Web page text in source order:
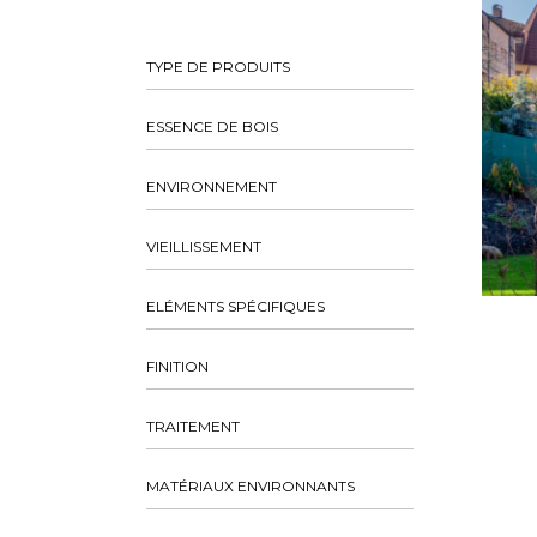
TYPE DE PRODUITS
ESSENCE DE BOIS
ENVIRONNEMENT
VIEILLISSEMENT
ELÉMENTS SPÉCIFIQUES
FINITION
TRAITEMENT
MATÉRIAUX ENVIRONNANTS